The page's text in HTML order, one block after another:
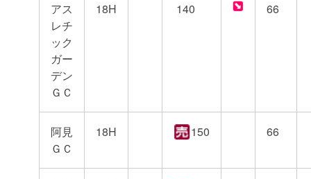
アス
レチ
ック
ガー
デン
ＧＣ
18H 140 66
阿見
ＧＣ
18H 150 66